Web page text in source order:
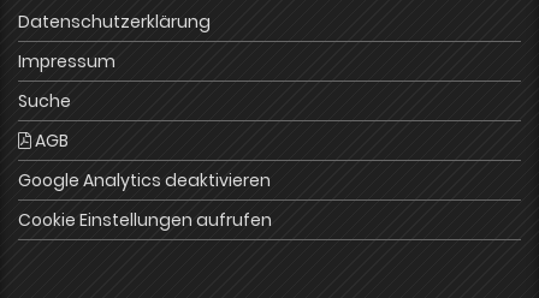
Datenschutzerklärung
Impressum
Suche
AGB
Google Analytics deaktivieren
Cookie Einstellungen aufrufen